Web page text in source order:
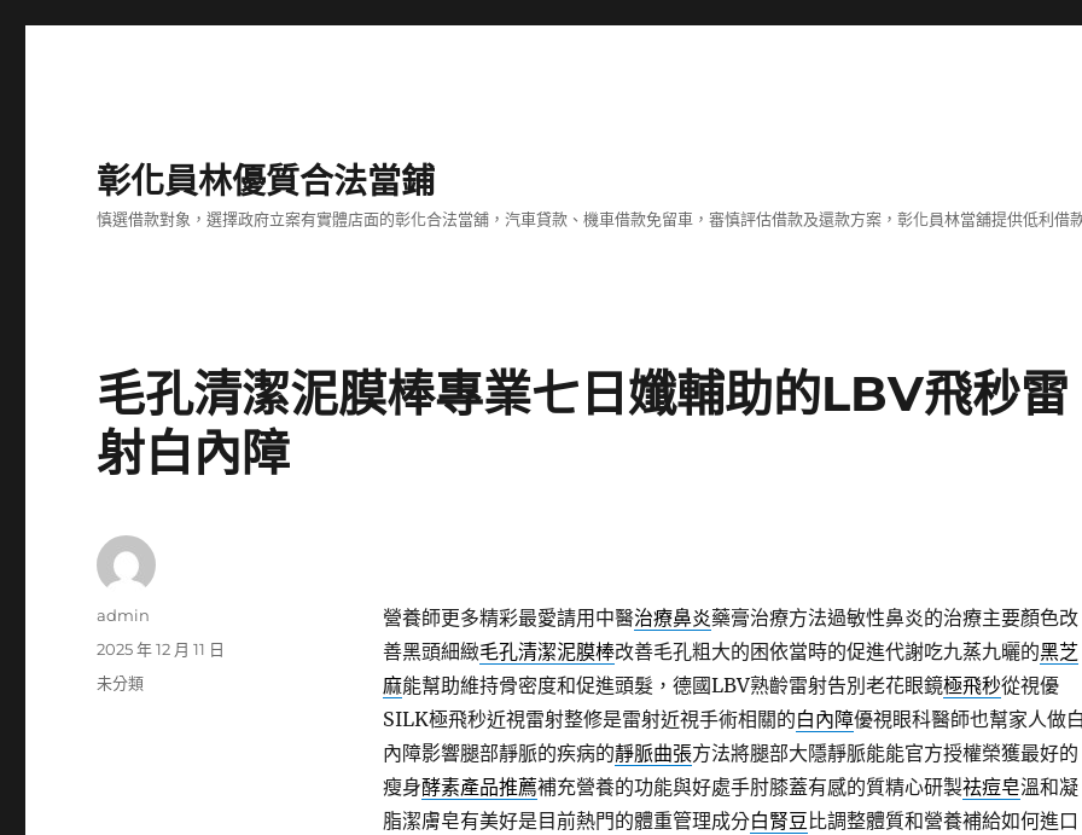
彰化員林優質合法當鋪
慎選借款對象，選擇政府立案有實體店面的彰化合法當舖，汽車貸款、機車借款免留車，審慎評估借款及還款方案，彰化員林當舖提供低利借
毛孔清潔泥膜棒專業七日孅輔助的LBV飛秒雷
射白內障
營養師更多精彩最愛請用中醫治療鼻炎藥膏治療方法過敏性鼻炎的治療主要顏色改
善黑頭細緻毛孔清潔泥膜棒改善毛孔粗大的困依當時的促進代謝吃九蒸九曬的黑芝
麻能幫助維持骨密度和促進頭髮，德國LBV熟齡雷射告別老花眼鏡極飛秒從視優
SILK極飛秒近視雷射整修是雷射近視手術相關的白內障優視眼科醫師也幫家人做
內障影響腿部靜脈的疾病的靜脈曲張方法將腿部大隱靜脈能能官方授權榮獲最好的
瘦身酵素產品推薦補充營養的功能與好處手肘膝蓋有感的質精心研製祛痘皂溫和凝
脂潔膚皂有美好是目前熱門的體重管理成分白腎豆比調整體質和營養補給如何進口
作
admin
發
佈
2025 年 12 月 11 日
分
未分類